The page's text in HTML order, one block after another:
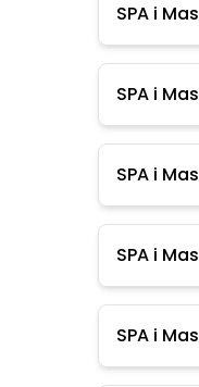
SPA i
SPA i
SPA i
SPA i
SPA i